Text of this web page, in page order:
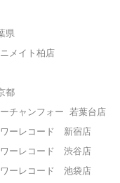
県
ニメイト柏店
都
ーチャンフォー 若葉台店
ワーレコード 新宿店
ワーレコード 渋谷店
ワーレコード 池袋店